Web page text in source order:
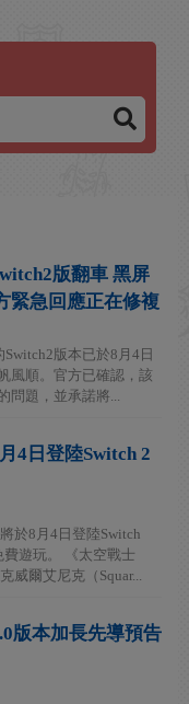
版翻車 黑屏
緊急回應正在修複
版本已於8月4日
風順。官方已確認，該
問題，並承諾將...
4日登陸Switch 2
於8月4日登陸Switch
遊玩。 《太空戰士
威爾艾尼克（Squar...
版本加長先導預告